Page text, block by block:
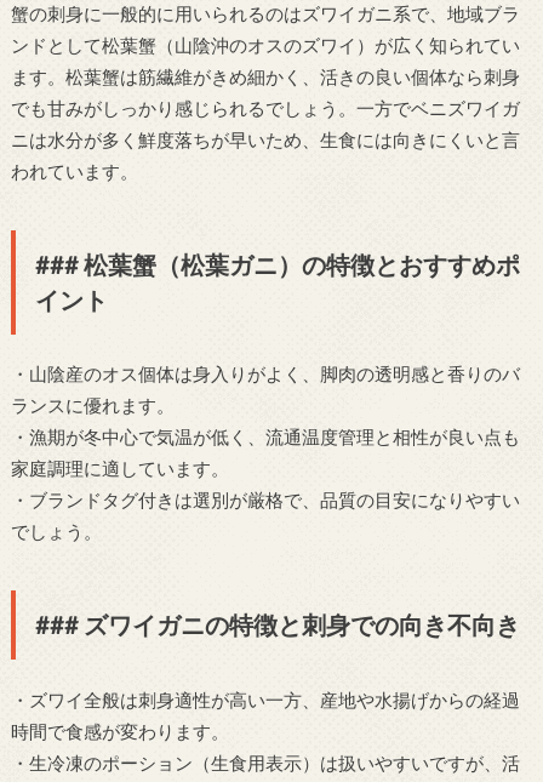
蟹の刺身に一般的に用いられるのはズワイガニ系で、地域ブラ
ンドとして松葉蟹（山陰沖のオスのズワイ）が広く知られてい
ます。松葉蟹は筋繊維がきめ細かく、活きの良い個体なら刺身
でも甘みがしっかり感じられるでしょう。一方でベニズワイガ
ニは水分が多く鮮度落ちが早いため、生食には向きにくいと言
われています。
### 松葉蟹（松葉ガニ）の特徴とおすすめポ
イント
・山陰産のオス個体は身入りがよく、脚肉の透明感と香りのバ
ランスに優れます。
・漁期が冬中心で気温が低く、流通温度管理と相性が良い点も
家庭調理に適しています。
・ブランドタグ付きは選別が厳格で、品質の目安になりやすい
でしょう。
### ズワイガニの特徴と刺身での向き不向き
・ズワイ全般は刺身適性が高い一方、産地や水揚げからの経過
時間で食感が変わります。
・生冷凍のポーション（生食用表示）は扱いやすいですが、活